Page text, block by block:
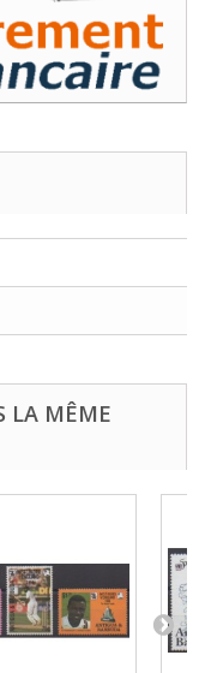
LA MÊME